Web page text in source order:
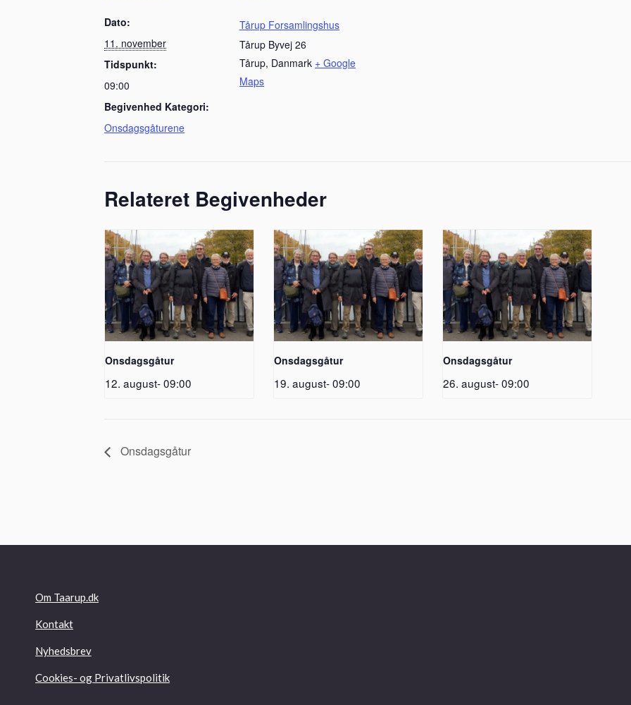
Dato:
11. november
Tidspunkt:
09:00
Begivenhed Kategori:
Onsdagsgåturene
Tårup Forsamlingshus
Tårup Byvej 26
Tårup, Danmark + Google
Maps
Relateret Begivenheder
Onsdagsgåtur
12. august- 09:00
Onsdagsgåtur
19. august- 09:00
Onsdagsgåtur
26. august- 09:00
Onsdagsgåtur
Om Taarup.dk
Kontakt
Nyhedsbrev
Cookies- og Privatlivspolitik